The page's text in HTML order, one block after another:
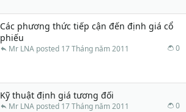
Các phương thức tiếp cận đến định giá cổ
phiếu
0
17 Tháng năm 2011
Mr LNA
Kỹ thuật định giá tương đối
0
17 Tháng năm 2011
Mr LNA